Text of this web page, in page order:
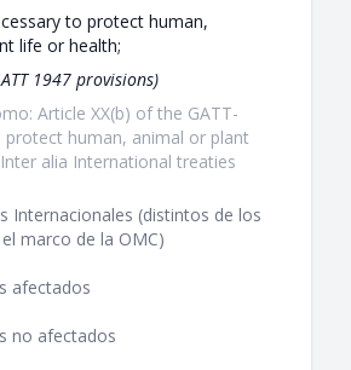
to protect human,
life or health;
1947 provisions)
Article XX(b) of the GATT-
protect human, animal or plant
alia International treaties
Internacionales (distintos de los
marco de la OMC)
afectados
no afectados